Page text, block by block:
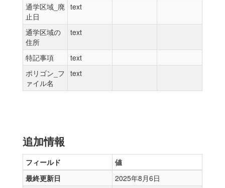
通学区域_廃
止日
text
通学区域の
住所
text
特記事項
text
ポリゴン_フ
ァイル名
text
追加情報
フィールド
値
最終更新日
2025年8月6日